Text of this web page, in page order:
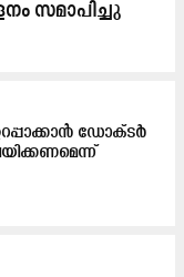
സമാപിച്ചു
ഡോക്ടർ